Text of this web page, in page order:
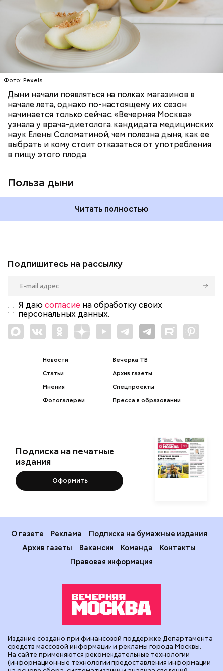
Фото: Pexels
Дыни начали появляться на полках магазинов в
начале лета, однако по-настоящему их сезон
начинается только сейчас. «Вечерняя Москва»
узнала у врача-диетолога, кандидата медицинских
наук Елены Соломатиной, чем полезна дыня, как ее
выбрать и кому стоит отказаться от употребления
в пищу этого плода.
Польза дыни
доктор. Кроме того, этот плод богат витаминами и
минералами. Так, в дыне содержатся:
необходим для обновления кожи. Дыня
«делает пилинг изнутри», обновляет
слизистые оболочки органов. А еще именно
бета-каротин обеспечивает дыне желтый
лютеин и зеаксантин — эти каротиноиды
отлично поддерживают наше зрение;
калий — оказывает мочегонное действие,
поддерживает сердечно-сосудистую
систему и предотвращает скачки давления;
магний — помогает калию и не дает сосудам
спазмироваться.
Читать полностью
ЗДОРОВЬЕ
ПРАВИЛЬНОЕ ПИТАНИЕ
ОВОЩИ
ЛЕТО ФРУКТЫ
Подпишитесь на рассылку
Я даю согласие на обработку своих
персональных данных.
Новости
Статьи
Мнения
Фотогалереи
Вечерка ТВ
Архив газеты
Спецпроекты
Пресса в образовании
Подписка на печатные
издания
Оформить
О газете Реклама
Подписка на бумажные издания
Архив газеты
Вакансии Команда
Контакты
Правовая информация
Издание создано при финансовой поддержке Департамента
средств массовой информации и рекламы города Москвы.
На сайте применяются рекомендательные технологии
(информационные технологии предоставления информации